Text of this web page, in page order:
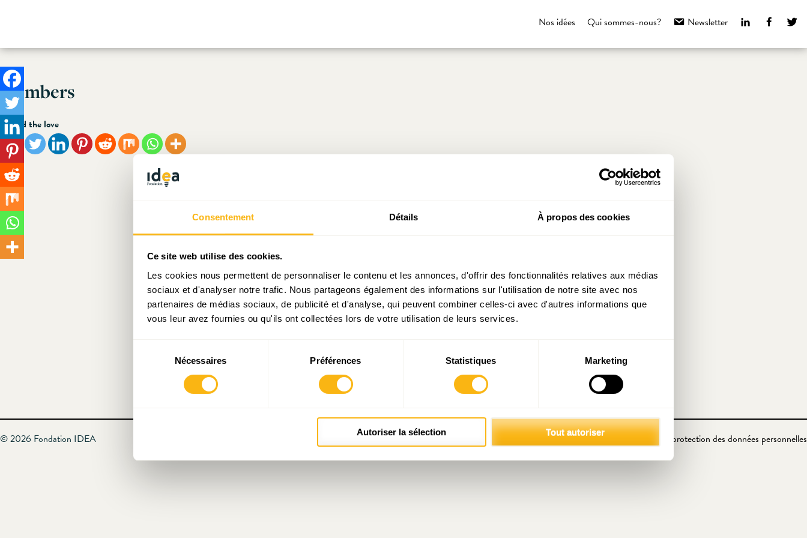
Consentement Détails À propos des cookies
Ce site web utilise des cookies.
Les cookies nous permettent de personnaliser le contenu et les annonces, d'offrir des fonctionnalités relatives aux médias
sociaux et d'analyser notre trafic. Nous partageons également des informations sur l'utilisation de notre site avec nos
partenaires de médias sociaux, de publicité et d'analyse, qui peuvent combiner celles-ci avec d'autres informations que
vous leur avez fournies ou qu'ils ont collectées lors de votre utilisation de leurs services.
consentement
Nécessaires Préférences Statistiques Marketing
Autoriser la sélection Tout autoriser
Skip
to
content
LinkedIn
Newsletter
Qui sommes-nous?
Nos idées
Members
Spread the love
Trier par :
© 2026 Fondation IDEA Politique de protection des données personnelles